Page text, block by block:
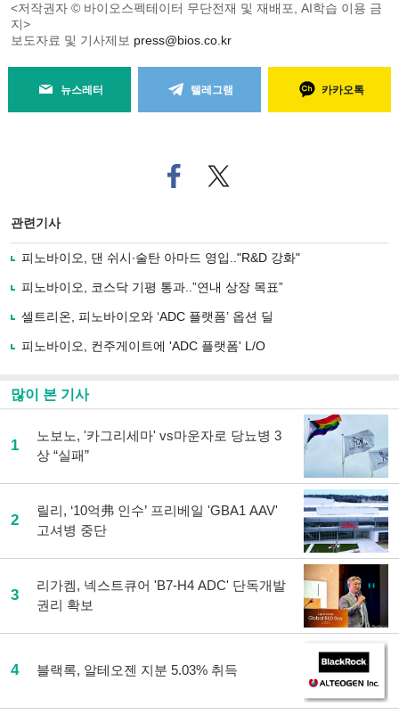
<저작권자 © 바이오스펙테이터 무단전재 및 재배포, AI학습 이용 금
지>
보도자료 및 기사제보 press@bios.co.kr
뉴스레터 텔레그램 카카오톡
페
이
로
기
사
유
기
트위
터로
관련기사
피노바이오, 댄 쉬시∙술탄 아마드 영입.."R&D 강화"
피노바이오, 코스닥 기평 통과..”연내 상장 목표”
셀트리온, 피노바이오와 ‘ADC 플랫폼’ 옵션 딜
피노바이오, 컨주게이트에 'ADC 플랫폼' L/O
많이 본 기사
1
노보노, '카그리세마' vs마운자로 당뇨병 3
상 “실패”
2
릴리, ‘10억弗 인수’ 프리베일 'GBA1 AAV'
고셔병 중단
3
리가켐, 넥스트큐어 'B7-H4 ADC' 단독개발
권리 확보
4 블랙록, 알테오젠 지분 5.03% 취득